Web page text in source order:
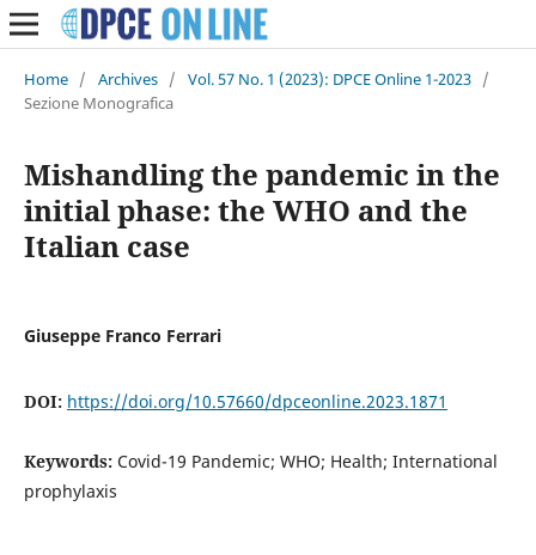
Home / Archives / Vol. 57 No. 1 (2023): DPCE Online 1-2023 /
Sezione Monografica
Mishandling the pandemic in the
initial phase: the WHO and the
Italian case
Giuseppe Franco Ferrari
DOI: https://doi.org/10.57660/dpceonline.2023.1871
Keywords: Covid-19 Pandemic; WHO; Health; International
prophylaxis